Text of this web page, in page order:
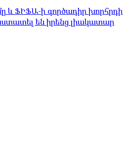
և ՖԻՖԱ-ի գործադիր խորհրդի
են իրենց լիակատար